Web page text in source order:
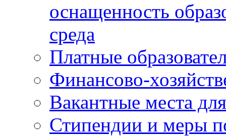
оснащенность
среда
Платные
Финансово-
Вакантные места
Стипендии и меры